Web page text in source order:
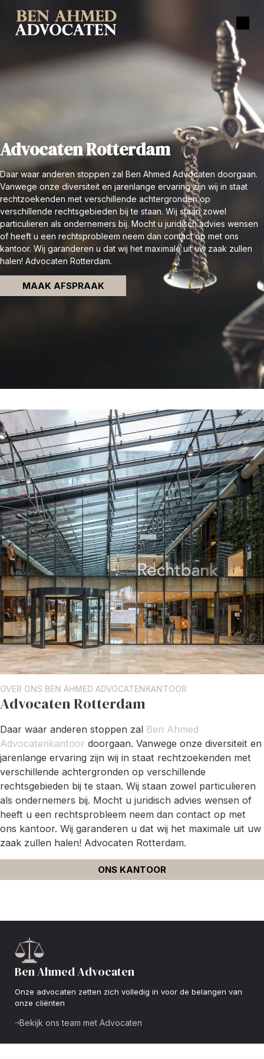
Advocaten Rotterdam
Daar waar anderen stoppen zal Ben Ahmed Advocaten doorgaan.
Vanwege onze diversiteit en jarenlange ervaring zijn wij in staat
rechtzoekenden met verschillende achtergronden op
verschillende rechtsgebieden bij te staan. Wij staan zowel
particulieren als ondernemers bij. Mocht u juridisch advies wensen
of heeft u een rechtsprobleem neem dan contact op met ons
kantoor. Wij garanderen u dat wij het maximale uit uw zaak zullen
halen! Advocaten Rotterdam.
MAAK AFSPRAAK
OVER ONS BEN AHMED ADVOCATENKANTOOR
Advocaten Rotterdam
Daar waar anderen stoppen zal Ben Ahmed
Advocatenkantoor doorgaan. Vanwege onze diversiteit en
jarenlange ervaring zijn wij in staat rechtzoekenden met
verschillende achtergronden op verschillende
rechtsgebieden bij te staan. Wij staan zowel particulieren
als ondernemers bij. Mocht u juridisch advies wensen of
heeft u een rechtsprobleem neem dan contact op met
ons kantoor. Wij garanderen u dat wij het maximale uit uw
zaak zullen halen! Advocaten Rotterdam.
ONS KANTOOR
Ben Ahmed Advocaten
Onze advocaten zetten zich volledig in voor de belangen van
onze cliënten
Bekijk ons team met Advocaten